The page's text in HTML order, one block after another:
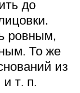
до
ровным,
То же
из
т. п.